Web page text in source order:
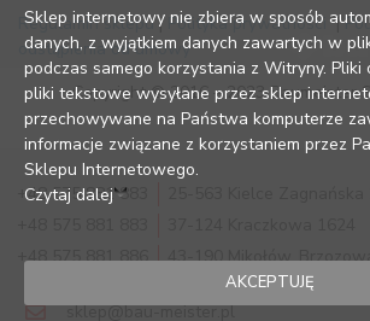
Regulamin sklepu| Polityka prywatności |
odstąpienia od umowy
Copyright © 2016 – 2023 Baumeister
sklep@bau-meister.pl
+48 575 881 883
+48 575 881 886
43-190 Mikołów,
Sklep internetowy nie zbiera w sposób
danych, z wyjątkiem danych zawartych w
podczas samego korzystania z Witryny. Pliki
pliki tekstowe wysyłane przez sklep
przechowywane na Państwa komputerze
informacje związane z korzystaniem przez
Sklepu Internetowego.
Czytaj dalej
AKCEPTUJĘ